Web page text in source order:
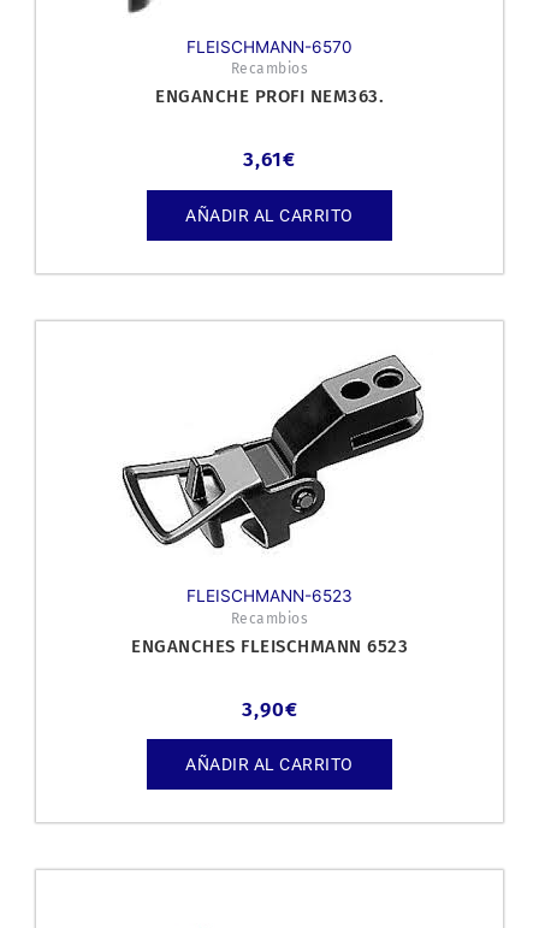
FLEISCHMANN-6570
Recambios
ENGANCHE PROFI NEM363.
3,61€
AÑADIR AL CARRITO
FLEISCHMANN-6523
Recambios
ENGANCHES FLEISCHMANN 6523
3,90€
AÑADIR AL CARRITO